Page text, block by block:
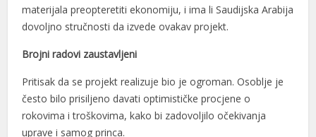
materijala preopteretiti ekonomiju, i ima li Saudijska Arabija
dovoljno stručnosti da izvede ovakav projekt.
Brojni radovi zaustavljeni
Pritisak da se projekt realizuje bio je ogroman. Osoblje je
često bilo prisiljeno davati optimističke procjene o
rokovima i troškovima, kako bi zadovoljilo očekivanja
uprave i samog princa.